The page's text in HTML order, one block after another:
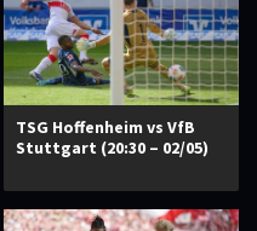
TSG Hoffenheim vs VfB
Stuttgart (20:30 – 02/05)